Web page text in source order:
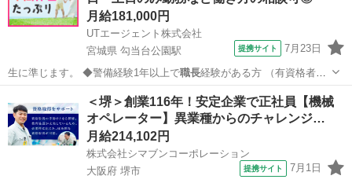
月給181,000円
UTエージェント株式会社
宮城県 勾当台公園駅
提携サイト 7月23日
生に準じます。 ◆警備経験1年以上で職長経験がある方 （有資格者は
交通誘導警備…
勾当台公園駅 工場
＜堺＞創業116年！安定企業で正社員【機械
オペレーター】異業種からのチャレンジ…
月給214,102円
株式会社シマブンコーポレーション
大阪府 堺市
提携サイト 7月1日